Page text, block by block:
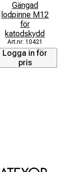
Gängad
lodpinne M12
för
katodskydd
10421
Logga in för
pris